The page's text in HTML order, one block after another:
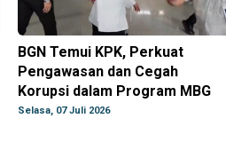
BGN Temui KPK, Perkuat
Pengawasan dan Cegah
Korupsi dalam Program MBG
Selasa, 07 Juli 2026